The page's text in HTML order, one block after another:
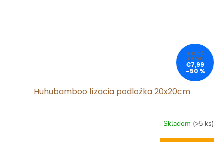
€7,99
–50 %
Huhubamboo lízacia podložka 20x20cm
Skladom (>5 ks)